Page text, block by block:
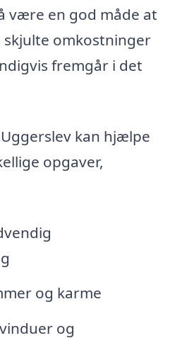
være en god måde at
omkostninger
fremgår i det
kan hjælpe
opgaver,
og karme
og